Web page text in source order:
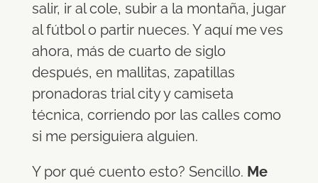
salir, ir al cole, subir a la montaña, jugar
al fútbol o partir nueces. Y aquí me ves
ahora, más de cuarto de siglo
después, en mallitas, zapatillas
pronadoras trial city y camiseta
técnica, corriendo por las calles como
si me persiguiera alguien.
Y por qué cuento esto? Sencillo. Me